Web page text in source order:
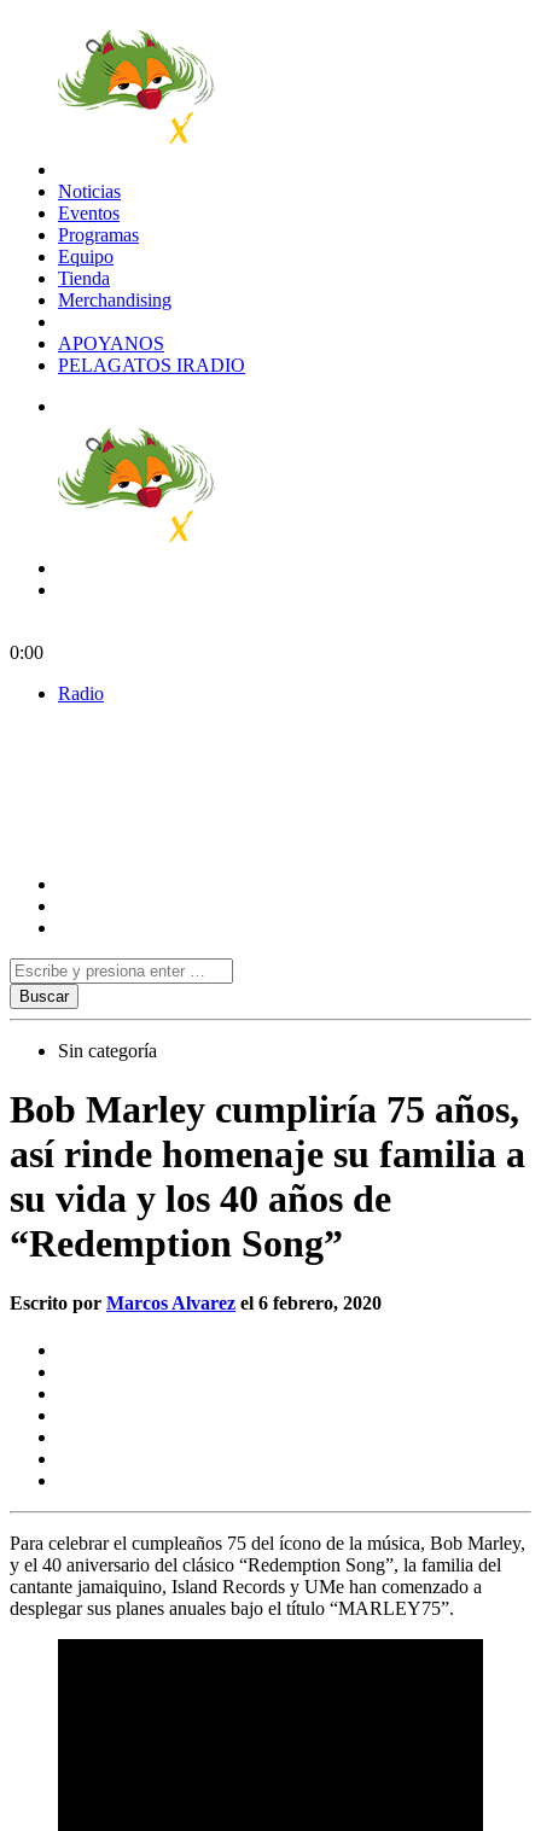
Noticias
Eventos
Programas
Equipo
Tienda
Merchandising
APOYANOS
PELAGATOS IRADIO
0:00
Radio
Sin categoría
Bob Marley cumpliría 75 años,
así rinde homenaje su familia a
su vida y los 40 años de
“Redemption Song”
Escrito por Marcos Alvarez el 6 febrero, 2020
Para celebrar el cumpleaños 75 del ícono de la música, Bob Marley,
y el 40 aniversario del clásico “Redemption Song”, la familia del
cantante jamaiquino, Island Records y UMe han comenzado a
desplegar sus planes anuales bajo el título “MARLEY75”.